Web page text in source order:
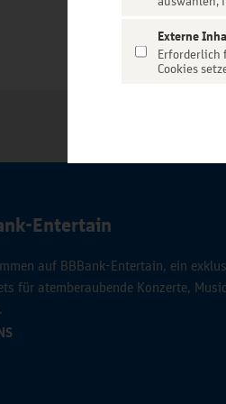
Entertain
auf BBBank-Entertain, ein
für atemberaubende Konzerte,
Externe
Erforderlich
Cookies